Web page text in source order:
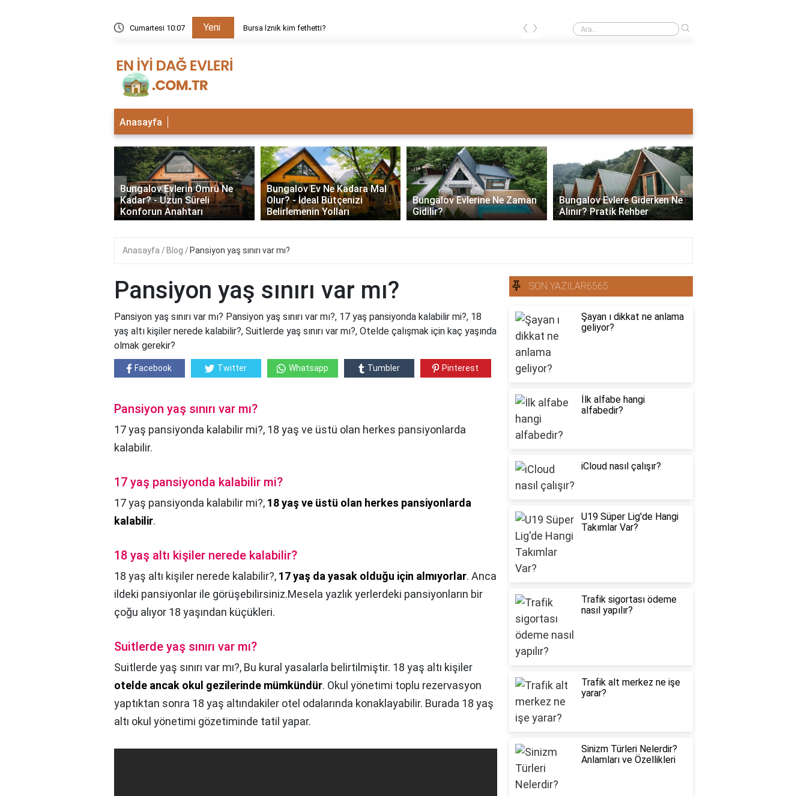
Cumartesi 10:07 Yeni Bursa İznik kim fethetti? Ahşap ev mi pahalı beton ev mi?
‹ ›
Anasayfa
Bungalov Evlerin Ömrü Ne
Kadar? - Uzun Süreli
Konforun Anahtarı
Bungalov Ev Ne Kadara Mal
Olur? - İdeal Bütçenizi
Belirlemenin Yolları
Bungalov Evlerine Ne Zaman
Gidilir?
Bungalov Evlere Giderken Ne
Alınır? Pratik Rehber
‹ ›
Anasayfa Blog Pansiyon yaş sınırı var mı?
Pansiyon yaş sınırı var mı?
Pansiyon yaş sınırı var mı? Pansiyon yaş sınırı var mı?, 17 yaş pansiyonda kalabilir mi?, 18
yaş altı kişiler nerede kalabilir?, Suitlerde yaş sınırı var mı?, Otelde çalışmak için kaç yaşında
olmak gerekir?
Facebook Twitter Whatsapp Tumbler Pinterest
Pansiyon yaş sınırı var mı?
17 yaş pansiyonda kalabilir mi?, 18 yaş ve üstü olan herkes pansiyonlarda
kalabilir.
17 yaş pansiyonda kalabilir mi?
17 yaş pansiyonda kalabilir mi?, 18 yaş ve üstü olan herkes pansiyonlarda
kalabilir.
18 yaş altı kişiler nerede kalabilir?
18 yaş altı kişiler nerede kalabilir?, 17 yaş da yasak olduğu için almıyorlar. Anca
ildeki pansiyonlar ile görüşebilirsiniz.Mesela yazlık yerlerdeki pansiyonların bir
çoğu alıyor 18 yaşından küçükleri.
Suitlerde yaş sınırı var mı?
Suitlerde yaş sınırı var mı?, Bu kural yasalarla belirtilmiştir. 18 yaş altı kişiler
otelde ancak okul gezilerinde mümkündür. Okul yönetimi toplu rezervasyon
yaptıktan sonra 18 yaş altındakiler otel odalarında konaklayabilir. Burada 18 yaş
altı okul yönetimi gözetiminde tatil yapar.
SON YAZILAR6565
Şayan ı dikkat ne anlama
geliyor?
İlk alfabe hangi
alfabedir?
iCloud nasıl çalışır?
U19 Süper Lig'de Hangi
Takımlar Var?
Trafik sigortası ödeme
nasıl yapılır?
Trafik alt merkez ne işe
yarar?
Sinizm Türleri Nelerdir?
Anlamları ve Özellikleri